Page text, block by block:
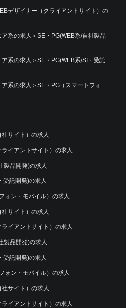
デザイナー（クライアントサイト）の
系の求人 ＞ SE・PG(WEB系/自社製品
系の求人 ＞ SE・PG(WEB系/SI・受託
系の求人 ＞ SE・PG（スマートフォ
サイト）の求人
イアントサイト）の求人
製品開発)の求人
受託開発)の求人
ォン・モバイル）の求人
サイト）の求人
イアントサイト）の求人
製品開発)の求人
受託開発)の求人
ォン・モバイル）の求人
サイト）の求人
イアントサイト）の求人